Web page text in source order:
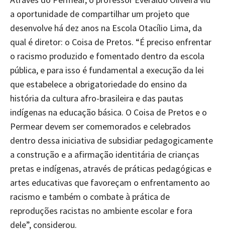
a oportunidade de compartilhar um projeto que
desenvolve há dez anos na Escola Otacílio Lima, da
qual é diretor: o Coisa de Pretos. “É preciso enfrentar
o racismo produzido e fomentado dentro da escola
pública, e para isso é fundamental a execução da lei
que estabelece a obrigatoriedade do ensino da
história da cultura afro-brasileira e das pautas
indígenas na educação básica. O Coisa de Pretos e o
Permear devem ser comemorados e celebrados
dentro dessa iniciativa de subsidiar pedagogicamente
a construção e a afirmação identitária de crianças
pretas e indígenas, através de práticas pedagógicas e
artes educativas que favoreçam o enfrentamento ao
racismo e também o combate à prática de
reproduções racistas no ambiente escolar e fora
dele”, considerou.